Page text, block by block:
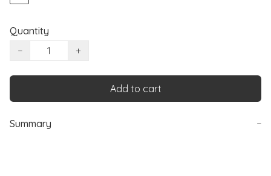
Quantity
−
+
Add to cart
Summary −